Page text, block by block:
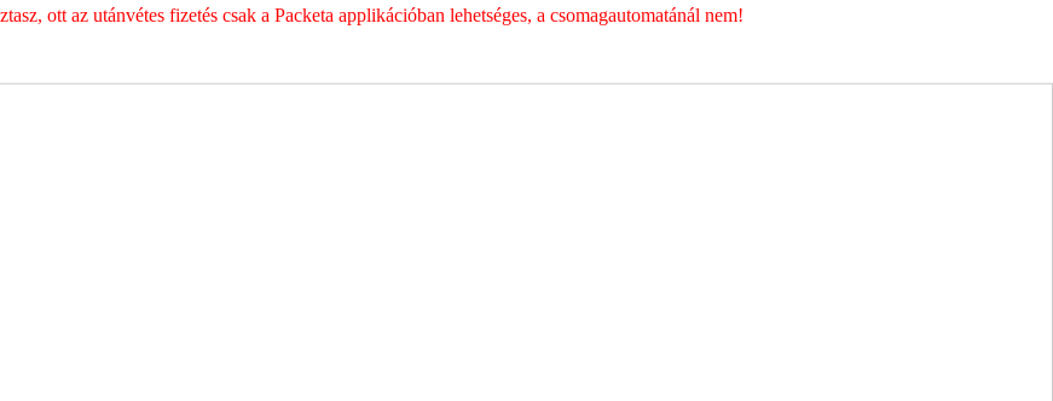
ott az utánvétes fizetés csak a Packeta applikációban lehetséges, a csomagautomatánál nem!